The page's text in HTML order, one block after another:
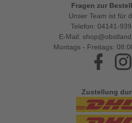
Fragen zur
Unser Team ist für
Telefon: 04141-
E-Mail:
Montags - Freitags:
Zustellung